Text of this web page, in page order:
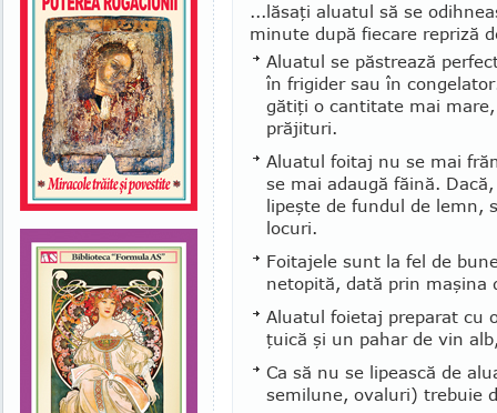
...lăsaţi aluatul să se
minute după fiecare repriză
Aluatul se păstrează
în frigider sau în
gă­tiţi o cantitate mai
prăjituri.
Aluatul foitaj nu se mai
se mai ada­u­gă făi­nă.
lipeşte de fundul de lemn,
locuri.
Foitajele sunt la fel de
netopită, dată prin maşina
Aluatul foietaj preparat cu
ţuică şi un pahar de vin
Ca să nu se lipească de
se­milune, ovaluri) trebuie